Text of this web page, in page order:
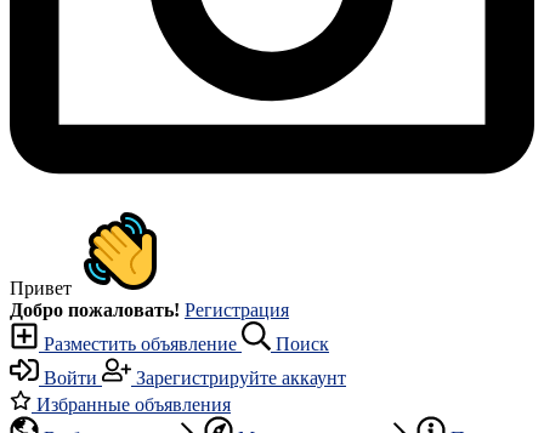
Привет
Добро пожаловать! Регистрация
Разместить объявление
Поиск
Войти
Зарегистрируйте аккаунт
Избранные объявления